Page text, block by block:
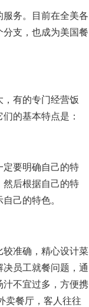
务。目前在全美各
支，也成为美国餐
有的专门经营饭
的基本特点是：
要明确自己的特
然后根据自己的特
己的特色。
准确，精心设计菜
员工就餐问题，通
汁不宜过多，方便携
卖餐厅，客人往往